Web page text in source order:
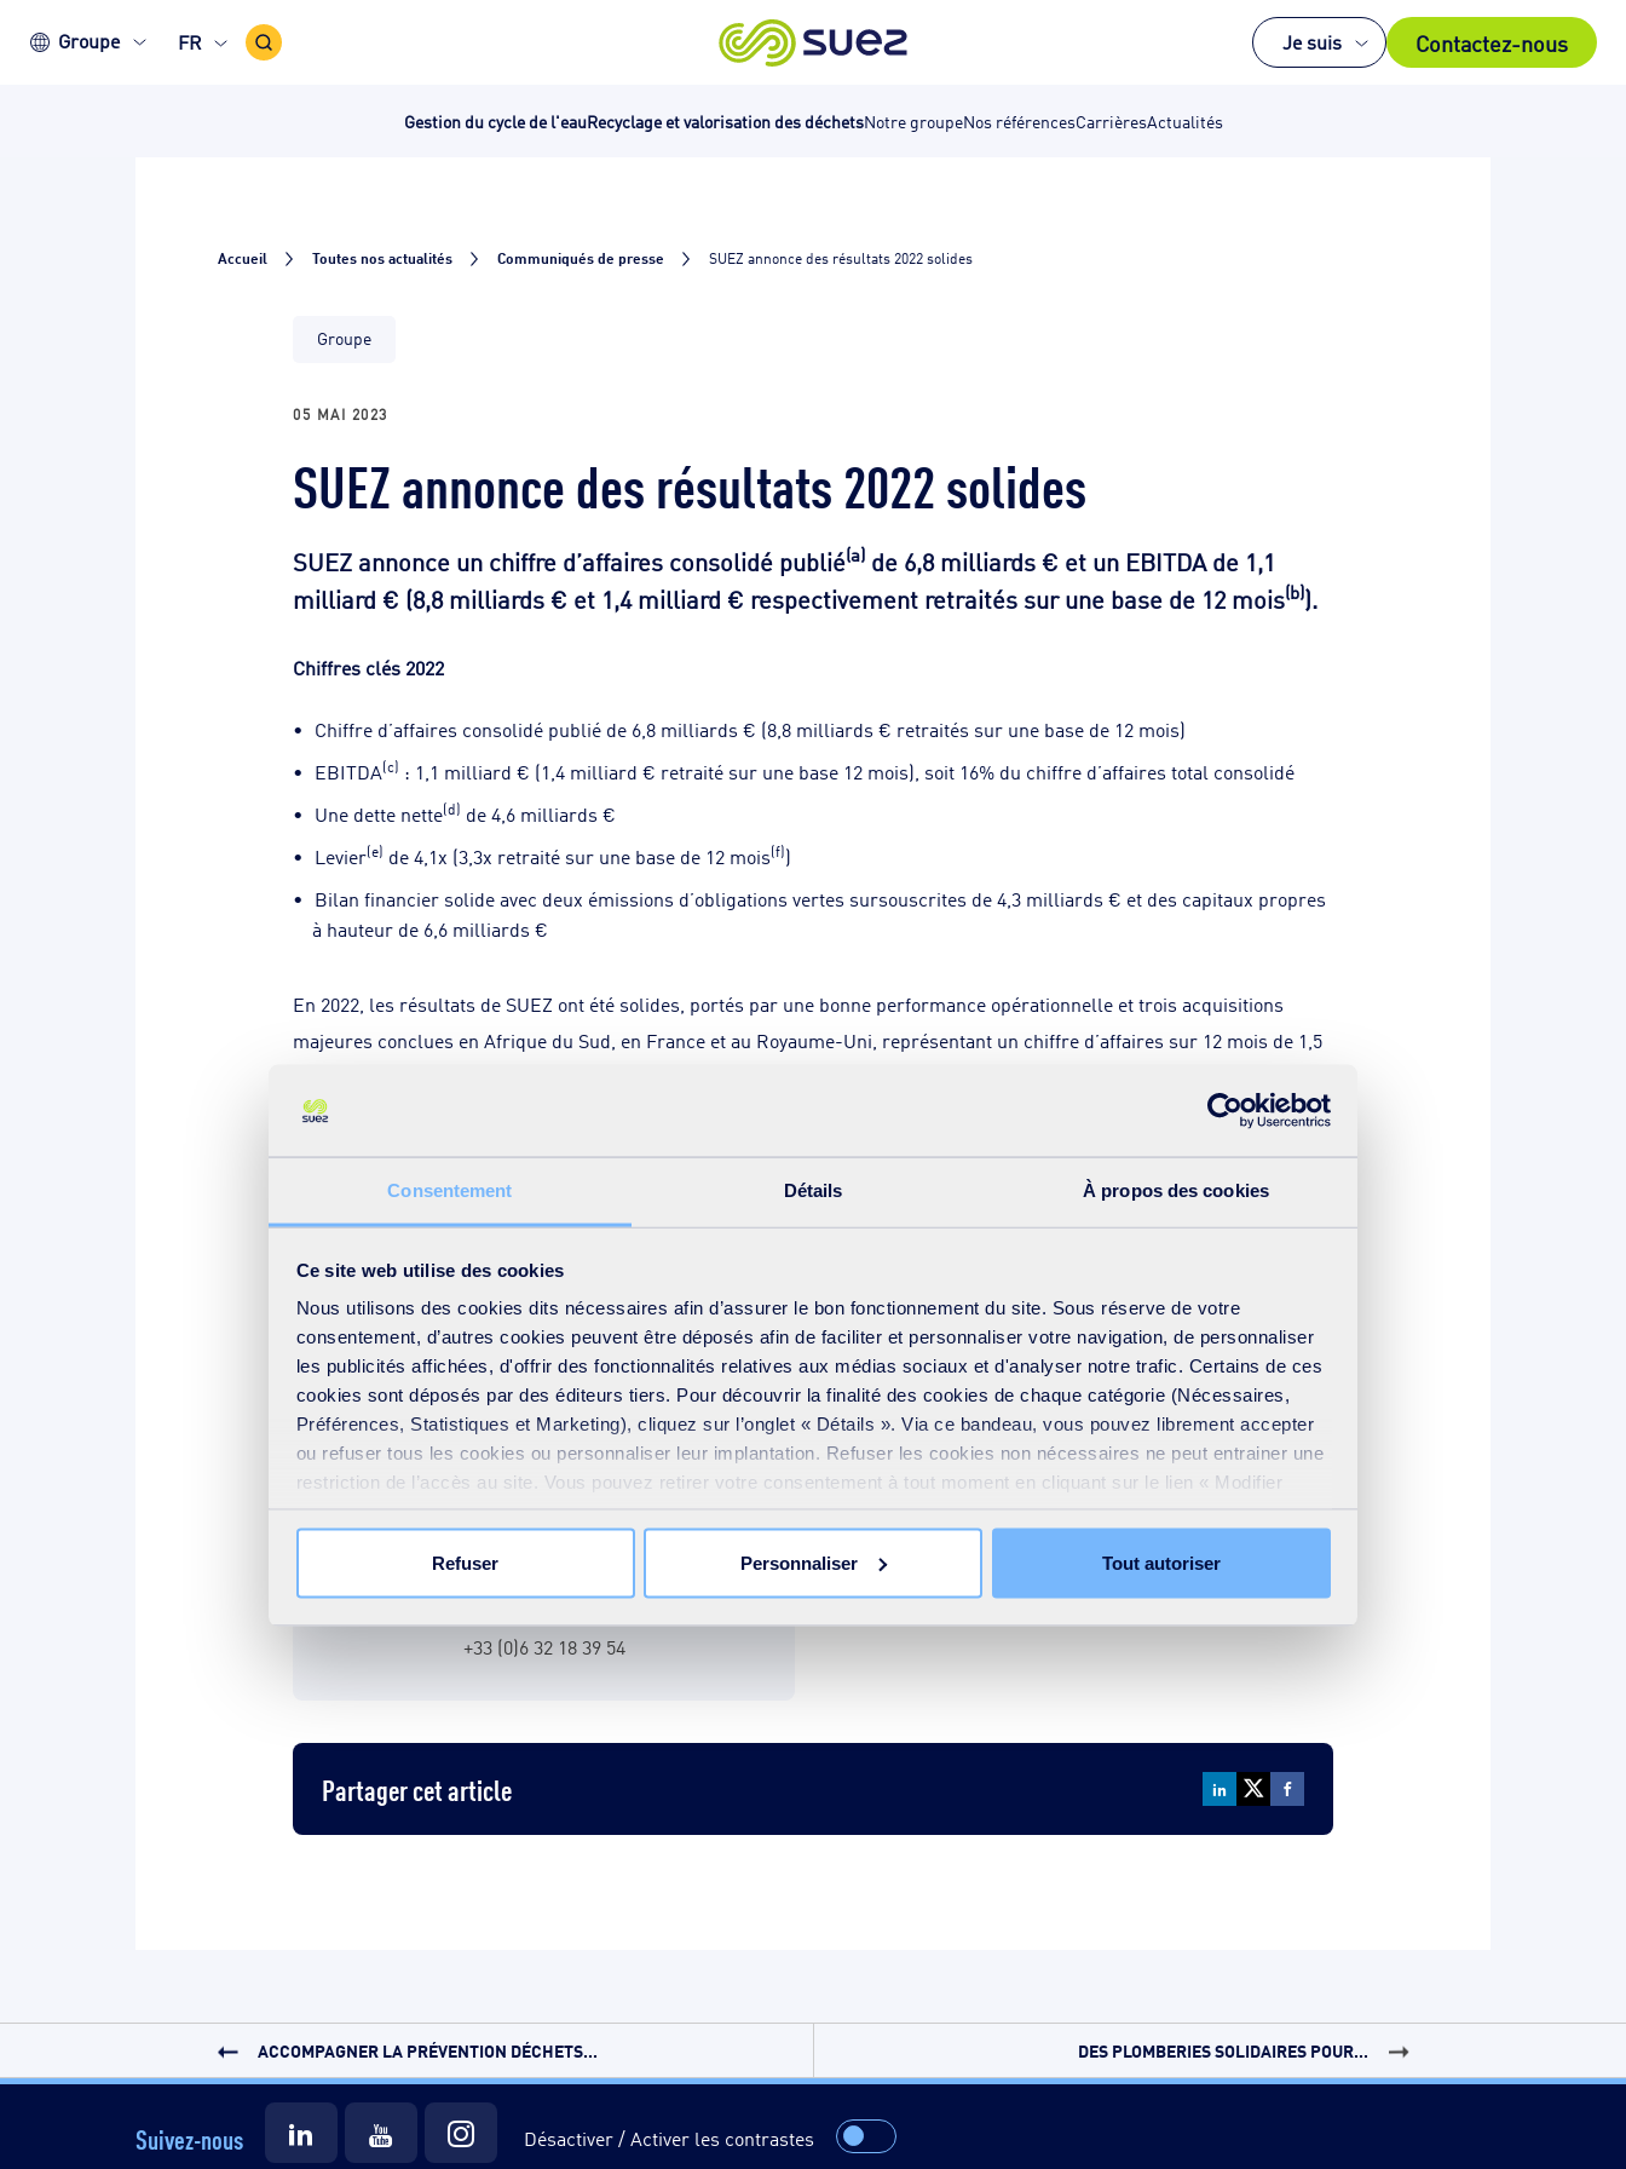
Consentement Détails À propos des cookies
Ce site web utilise des cookies
Nous utilisons des cookies dits nécessaires afin d’assurer le bon fonctionnement du site. Sous réserve de votre
consentement, d’autres cookies peuvent être déposés afin de faciliter et personnaliser votre navigation, de personnaliser
les publicités affichées, d'offrir des fonctionnalités relatives aux médias sociaux et d'analyser notre trafic. Certains de ces
cookies sont déposés par des éditeurs tiers. Pour découvrir la finalité des cookies de chaque catégorie (Nécessaires,
Préférences, Statistiques et Marketing), cliquez sur l’onglet « Détails ». Via ce bandeau, vous pouvez librement accepter
ou refuser tous les cookies ou personnaliser leur implantation. Refuser les cookies non nécessaires ne peut entrainer une
restriction de l’accès au site. Vous pouvez retirer votre consentement à tout moment en cliquant sur le lien « Modifier
Refuser Personnaliser Tout autoriser
Groupe FR Icône
recherche Je suis Contactez-nous
Gestion du cycle de l'eauRecyclage et valorisation des déchetsNotre groupeNos référencesCarrièresActualités
Accueil Toutes nos actualités Communiqués de presse SUEZ annonce des résultats 2022 solides
Groupe
05 MAI 2023
SUEZ annonce des résultats 2022 solides
SUEZ annonce un chiffre d’affaires consolidé publié(a) de 6,8 milliards € et un EBITDA de 1,1
milliard € (8,8 milliards € et 1,4 milliard € respectivement retraités sur une base de 12 mois(b)).
Chiffres clés 2022
Chiffre d’affaires consolidé publié de 6,8 milliards € (8,8 milliards € retraités sur une base de 12 mois)
EBITDA(c) : 1,1 milliard € (1,4 milliard € retraité sur une base 12 mois), soit 16% du chiffre d’affaires total consolidé
Une dette nette(d) de 4,6 milliards €
Levier(e) de 4,1x (3,3x retraité sur une base de 12 mois(f))
Bilan financier solide avec deux émissions d’obligations vertes sursouscrites de 4,3 milliards € et des capitaux propres
à hauteur de 6,6 milliards €
En 2022, les résultats de SUEZ ont été solides, portés par une bonne performance opérationnelle et trois acquisitions
majeures conclues en Afrique du Sud, en France et au Royaume-Uni, représentant un chiffre d’affaires sur 12 mois de 1,5
IWS, leader des activités de déchets dangereux en France (novembre 2022) et SUEZ Recycling and Recovery UK (décembre
(a), (b), (c), (d), (e) et (f) : cf communiqué de presse
Télécharger l'intégralité du communiqué de presse 193KO PDF
Contacts
Service de presse
+33 (0)6 32 18 39 54
Partager cet article
ACCOMPAGNER LA PRÉVENTION DÉCHETS... DES PLOMBERIES SOLIDAIRES POUR...
Suivez-nous Désactiver / Activer les contrastes